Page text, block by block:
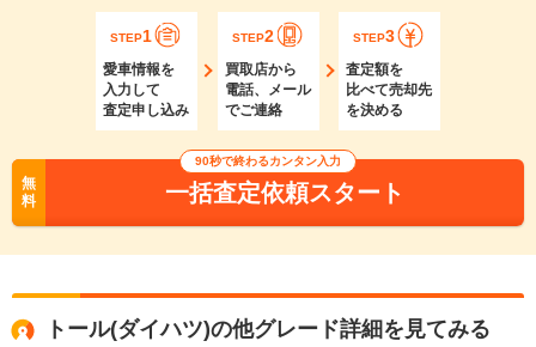
STEP1
愛車情報を
入力して
査定申し込み
STEP2
買取店から
電話、メール
でご連絡
STEP3
査定額を
比べて売却先
を決める
無
料
90秒で終わるカンタン入力
一括査定依頼スタート
トール(ダイハツ)の他グレード詳細を見てみる